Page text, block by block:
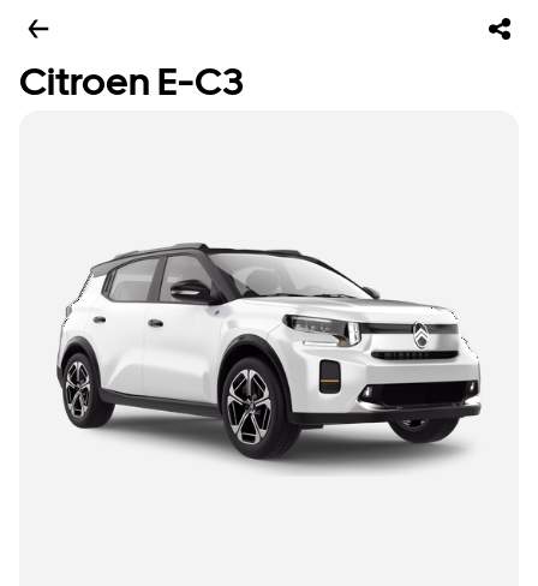
Citroen E-C3